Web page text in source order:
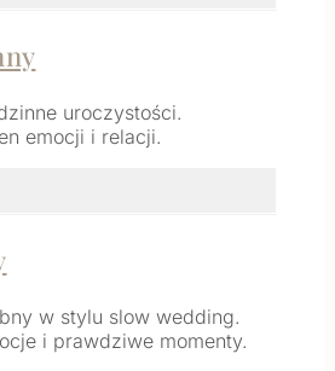
uroczystości.
emocji i relacji.
w stylu slow wedding.
i prawdziwe momenty.